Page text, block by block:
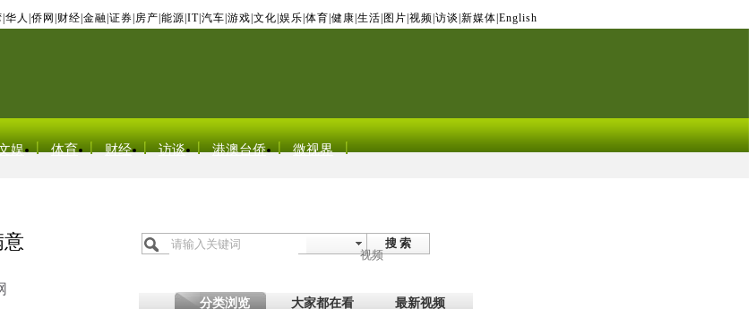
华人 侨网 财经 金融 证券 房产 能源 IT| 汽车 游戏 文化 娱乐 体育 健康 生活 图片 视频 访谈 新媒体 English
娱 体育 财经 访谈 港澳台侨 微视界
搜 索
视频
分类浏览 大家都在看 最新视频